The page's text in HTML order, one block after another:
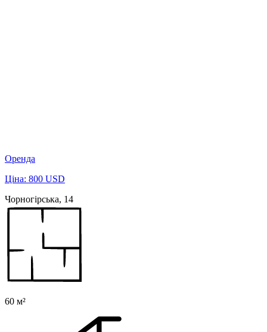
Оренда
Ціна: 800 USD
Чорногірська, 14
60 м²